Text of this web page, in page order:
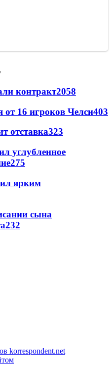
контракт2058
от 16 игроков Челси403
отставка323
углубленное
275
ярким
сына
232
korrespondent.net